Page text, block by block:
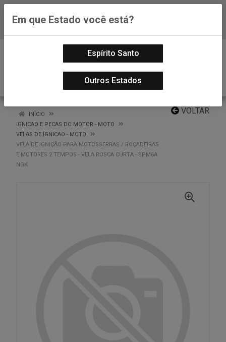
Baixe já nosso APP
VOLTAR
INÍCIO
IGNICAO E PECAS DO MOTOR - MOTO
VELAS DE IGNICAO - MOTO
VELA DE IGNIÇÃO PARA MOTOSSERRAS / ROÇADEIRAS
E MOTORES 2 TEMPOS - VELA ROSCA CURTA - BPM6A
NGK
Em que Estado você está?
Espírito Santo
Outros Estados